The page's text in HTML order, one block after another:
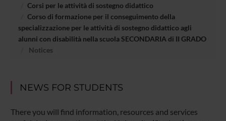
Corsi per le attività di sostegno didattico
Corso di formazione per il conseguimento della
specializzazione per le attività di sostegno didattico agli
alunni con disabilità nella scuola SECONDARIA di II GRADO
Notices
NEWS FOR STUDENTS
There you will find information, resources and services